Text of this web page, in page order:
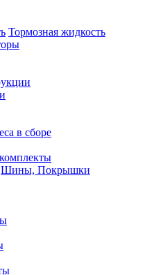
Тормозная жидкость
в сборе
Шины, Покрышки